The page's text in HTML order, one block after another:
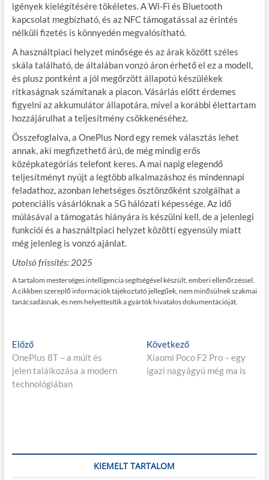
igények kielégítésére tökéletes. A Wi-Fi és Bluetooth
kapcsolat megbízható, és az NFC támogatással az érintés
nélküli fizetés is könnyedén megvalósítható.
A használtpiaci helyzet minősége és az árak között széles
skála található, de általában vonzó áron érhető el ez a modell,
és plusz pontként a jól megőrzött állapotú készülékek
ritkaságnak számítanak a piacon. Vásárlás előtt érdemes
figyelni az akkumulátor állapotára, mivel a korábbi élettartam
hozzájárulhat a teljesítmény csökkenéséhez.
Összefoglalva, a OnePlus Nord egy remek választás lehet
annak, aki megfizethető árú, de még mindig erős
középkategóriás telefont keres. A mai napig elegendő
teljesítményt nyújt a legtöbb alkalmazáshoz és mindennapi
feladathoz, azonban lehetséges ösztönzőként szolgálhat a
potenciális vásárlóknak a 5G hálózati képessége. Az idő
múlásával a támogatás hiányára is készülni kell, de a jelenlegi
funkciói és a használtpiaci helyzet közötti egyensúly miatt
még jelenleg is vonzó ajánlat.
Utolsó frissítés: 2025
A tartalom mesterséges intelligencia segítségével készült, emberi ellenőrzéssel.
A cikkben szereplő információk tájékoztató jellegűek, nem minősülnek szakmai
tanácsadásnak, és nem helyettesítik a gyártók hivatalos dokumentációját.
Bejegyzés
navigáció
ElőzőE
l
ő
z
OnePlus 8T – a múlt és
jelen találkozása a modern
technológiában
KövetkezőK
ö
v
o
Xiaomi Poco F2 Pro – egy
igazi nagyágyú még ma is
KIEMELT TARTALOM